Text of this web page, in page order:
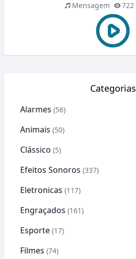
Mensagem 722
Categorias
Alarmes (56)
Animais (50)
Clássico (5)
Efeitos Sonoros (337)
Eletronicas (117)
Engraçados (161)
Esporte (17)
Filmes (74)